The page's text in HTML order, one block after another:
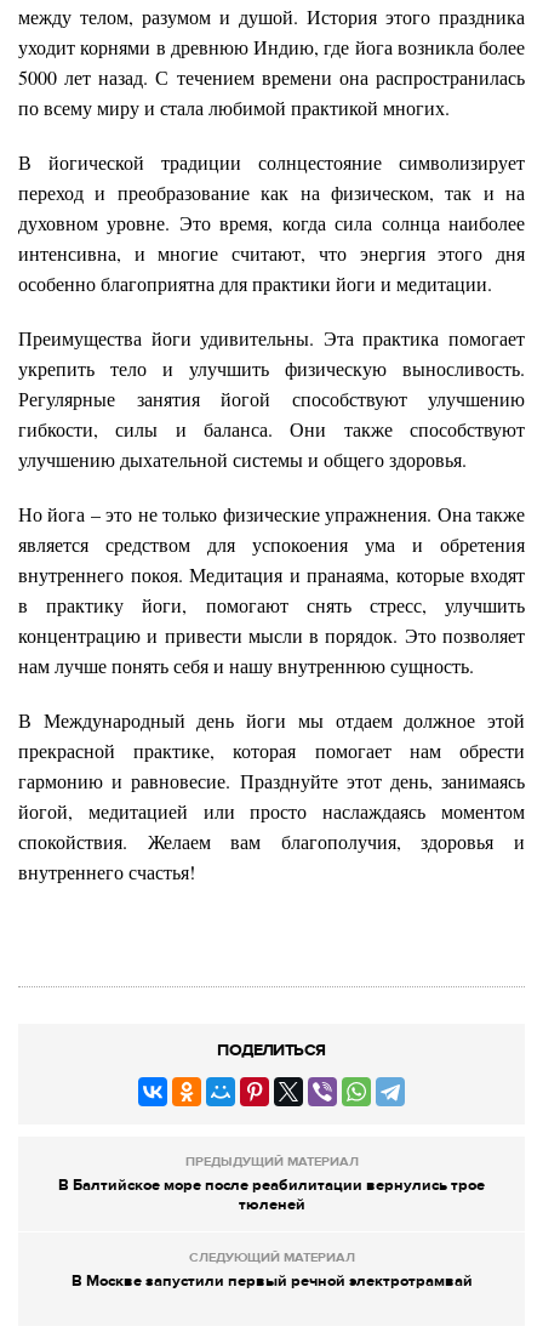
между телом, разумом и душой. История этого праздника
уходит корнями в древнюю Индию, где йога возникла более
5000 лет назад. С течением времени она распространилась
по всему миру и стала любимой практикой многих.
В йогической традиции солнцестояние символизирует
переход и преобразование как на физическом, так и на
духовном уровне. Это время, когда сила солнца наиболее
интенсивна, и многие считают, что энергия этого дня
особенно благоприятна для практики йоги и медитации.
Преимущества йоги удивительны. Эта практика помогает
укрепить тело и улучшить физическую выносливость.
Регулярные занятия йогой способствуют улучшению
гибкости, силы и баланса. Они также способствуют
улучшению дыхательной системы и общего здоровья.
Но йога – это не только физические упражнения. Она также
является средством для успокоения ума и обретения
внутреннего покоя. Медитация и пранаяма, которые входят
в практику йоги, помогают снять стресс, улучшить
концентрацию и привести мысли в порядок. Это позволяет
нам лучше понять себя и нашу внутреннюю сущность.
В Международный день йоги мы отдаем должное этой
прекрасной практике, которая помогает нам обрести
гармонию и равновесие. Празднуйте этот день, занимаясь
йогой, медитацией или просто наслаждаясь моментом
спокойствия. Желаем вам благополучия, здоровья и
внутреннего счастья!
ПОДЕЛИТЬСЯ
ПРЕДЫДУЩИЙ МАТЕРИАЛ
В Балтийское море после реабилитации вернулись трое
тюленей
СЛЕДУЮЩИЙ МАТЕРИАЛ
В Москве запустили первый речной электротрамвай